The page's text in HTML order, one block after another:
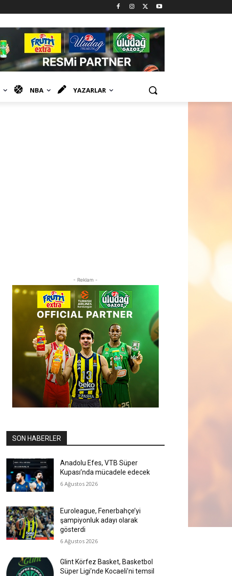
NBA YAZARLAR
- Reklam -
SON HABERLER
Anadolu Efes, VTB Süper
Kupası’nda mücadele edecek
6 Ağustos 2026
Euroleague, Fenerbahçe’yi
şampiyonluk adayı olarak
gösterdi
6 Ağustos 2026
Glint Körfez Basket, Basketbol
Süper Ligi’nde Kocaeli’ni temsil